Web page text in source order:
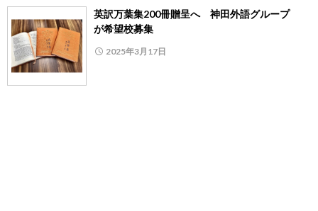
英訳万葉集200冊贈呈へ 神田外語グループ
が希望校募集
2025年3月17日